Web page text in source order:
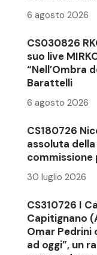
6 agosto 2026
CS030826
suo live
“Nell’Ombra
Barattelli
6 agosto 2026
CS180726
assoluta della
commissione
30 luglio 2026
CS310726 I
Capitignano
Omar Pedrini
ad oggi”, un